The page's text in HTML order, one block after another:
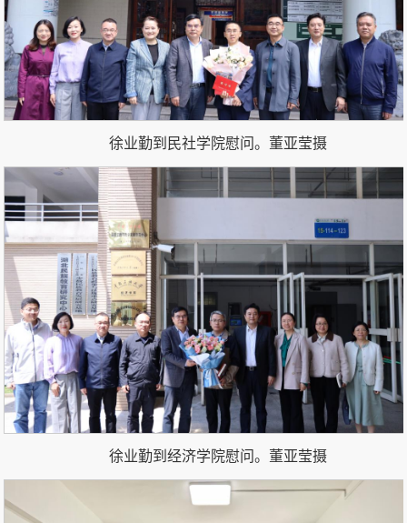
徐业勤到民社学院慰问。 董亚莹摄
徐业勤到经济学院慰问。 董亚莹摄